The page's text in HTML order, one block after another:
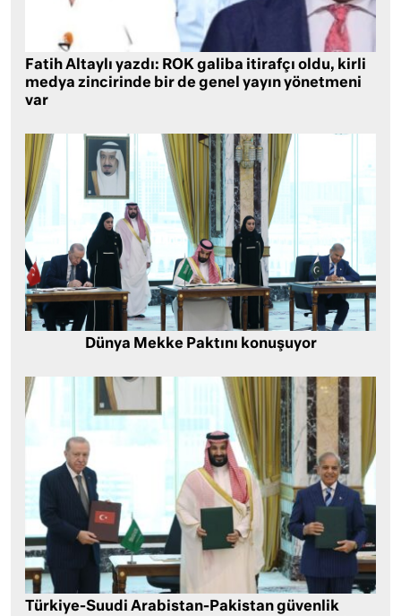
Fatih Altaylı yazdı: ROK galiba itirafçı oldu, kirli
medya zincirinde bir de genel yayın yönetmeni
var
Dünya Mekke Paktını konuşuyor
Türkiye-Suudi Arabistan-Pakistan güvenlik